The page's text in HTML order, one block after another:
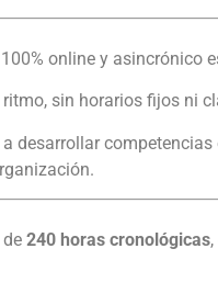
online y asincrónico
sin horarios fijos ni
desarrollar
240 horas cronológicas